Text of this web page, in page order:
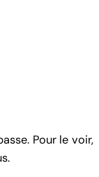
Pour le voir,